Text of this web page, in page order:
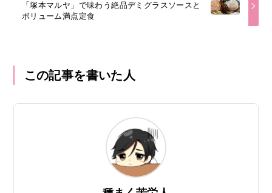
「塚本マルヤ」で味わう絶品デミグラスソースと
ボリューム満点定食
この記事を書いた人